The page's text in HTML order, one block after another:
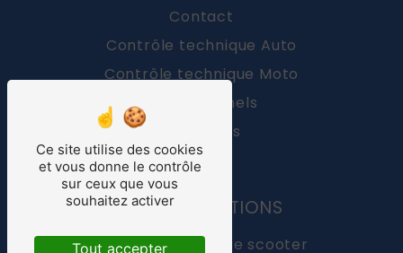
537 avis
clients
Contact
Contrôle technique Auto
Contrôle technique Moto
Professionnels
Actualités
FAQ
NOS PRESTATIONS
contrôle technique scooter
Ce site utilise des cookies
et vous donne le contrôle
sur ceux que vous
souhaitez activer
Tout accepter